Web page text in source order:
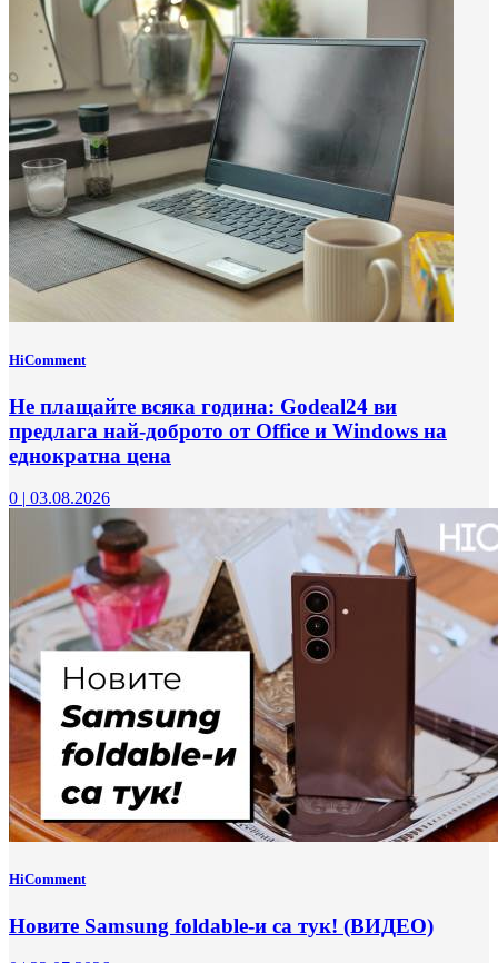
HiComment
Не плащайте всяка година: Godeal24 ви
предлага най-доброто от Office и Windows на
еднократна цена
0 | 03.08.2026
HiComment
Новите Samsung foldable-и са тук! (ВИДЕО)